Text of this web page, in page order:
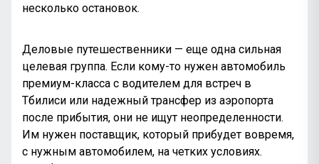
несколько остановок.
Деловые путешественники — еще одна сильная
целевая группа. Если кому-то нужен автомобиль
премиум-класса с водителем для встреч в
Тбилиси или надежный трансфер из аэропорта
после прибытия, они не ищут неопределенности.
Им нужен поставщик, который прибудет вовремя,
с нужным автомобилем, на четких условиях.